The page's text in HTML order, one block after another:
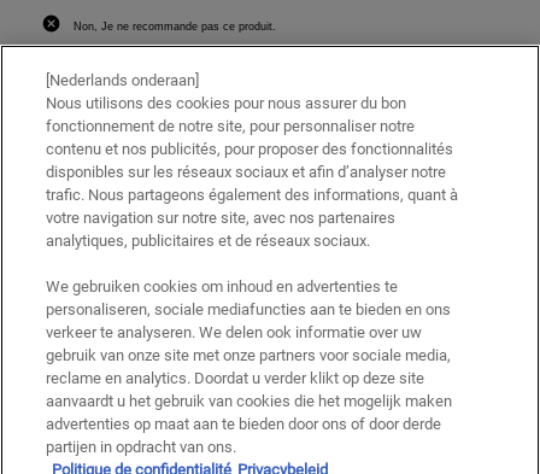
[Nederlands onderaan]
Nous utilisons des cookies pour nous assurer du bon
fonctionnement de notre site, pour personnaliser notre
contenu et nos publicités, pour proposer des fonctionnalités
disponibles sur les réseaux sociaux et afin d’analyser notre
trafic. Nous partageons également des informations, quant à
votre navigation sur notre site, avec nos partenaires
analytiques, publicitaires et de réseaux sociaux.
We gebruiken cookies om inhoud en advertenties te
personaliseren, sociale mediafuncties aan te bieden en ons
verkeer te analyseren. We delen ook informatie over uw
gebruik van onze site met onze partners voor sociale media,
reclame en analytics. Doordat u verder klikt op deze site
aanvaardt u het gebruik van cookies die het mogelijk maken
advertenties op maat aan te bieden door ons of door derde
partijen in opdracht van ons.
Politique de confidentialité Privacybeleid